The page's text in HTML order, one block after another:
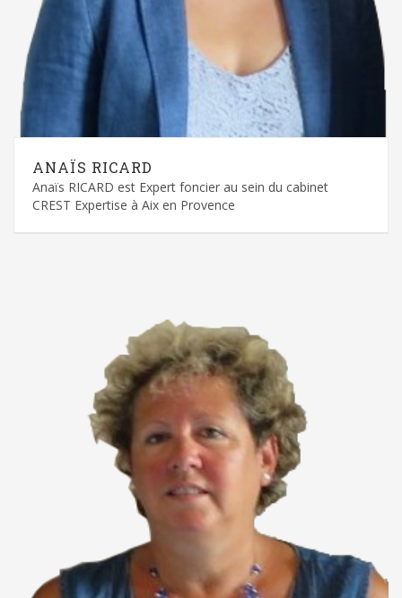
ANAÏS RICARD
Anaïs RICARD est Expert foncier au sein du cabinet
CREST Expertise à Aix en Provence